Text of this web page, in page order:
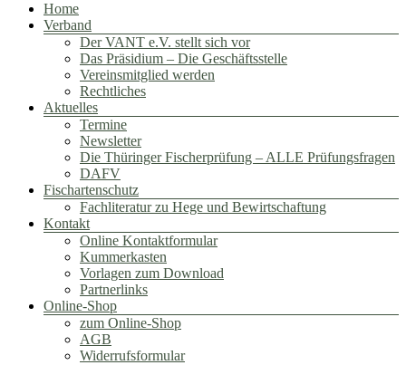
Home
Verband
Der VANT e.V. stellt sich vor
Das Präsidium – Die Geschäftsstelle
Vereinsmitglied werden
Rechtliches
Aktuelles
Termine
Newsletter
Die Thüringer Fischerprüfung – ALLE Prüfungsfragen
DAFV
Fischartenschutz
Fachliteratur zu Hege und Bewirtschaftung
Kontakt
Online Kontaktformular
Kummerkasten
Vorlagen zum Download
Partnerlinks
Online-Shop
zum Online-Shop
AGB
Widerrufsformular